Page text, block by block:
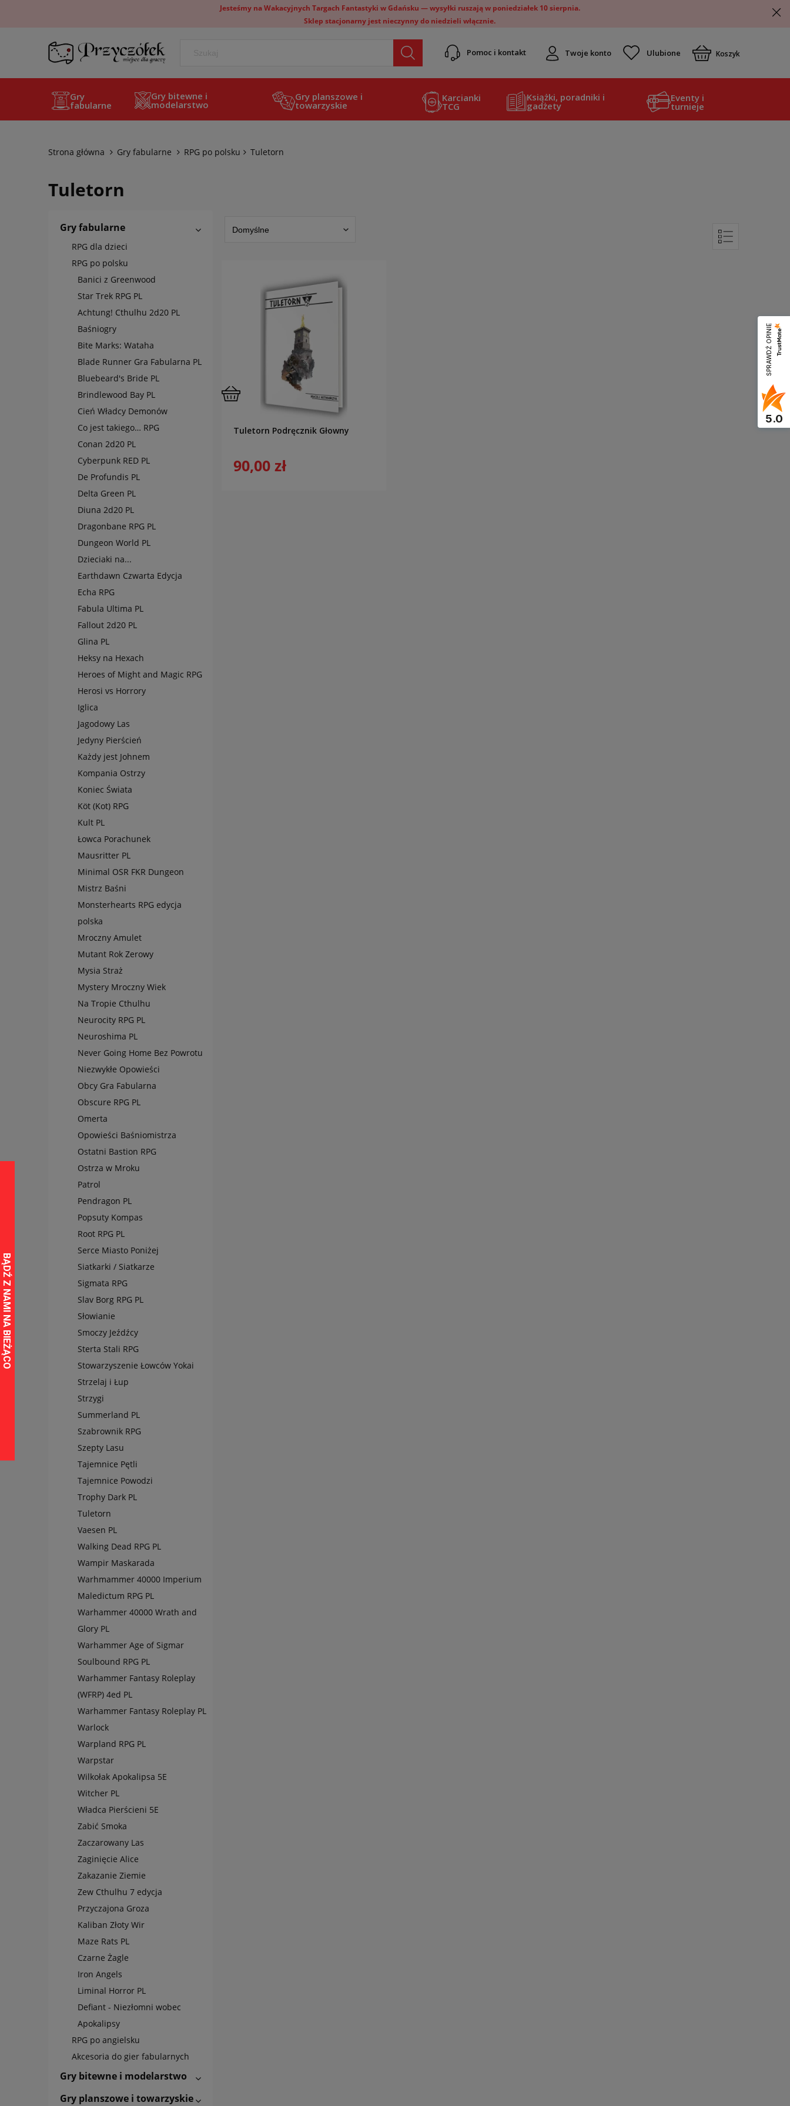
Jesteśmy na Wakacyjnych Targach Fantastyki w Gdańsku — wysyłki ruszają w poniedziałek 10 sierpnia.
Sklep stacjonarny jest nieczynny do niedzieli włącznie.
Pomoc i kontakt Twoje konto Koszyk
Gry
fabularne
Gry bitewne i
modelarstwo
Gry planszowe i
towarzyskie
Karcianki
TCG
Książki, poradniki i
gadżety
Eventy i
turnieje
Strona główna Gry fabularne RPG po polsku Tuletorn
Tuletorn
Gry fabularne
RPG dla dzieci
RPG po polsku
Banici z Greenwood
Star Trek RPG PL
Achtung! Cthulhu 2d20 PL
Baśniogry
Bite Marks: Wataha
Blade Runner Gra Fabularna PL
Bluebeard's Bride PL
Brindlewood Bay PL
Cień Władcy Demonów
Co jest takiego… RPG
Conan 2d20 PL
Cyberpunk RED PL
De Profundis PL
Delta Green PL
Diuna 2d20 PL
Dragonbane RPG PL
Dungeon World PL
Dzieciaki na...
Earthdawn Czwarta Edycja
Echa RPG
Fabula Ultima PL
Fallout 2d20 PL
Glina PL
Heksy na Hexach
Heroes of Might and Magic RPG
Herosi vs Horrory
Iglica
Jagodowy Las
Jedyny Pierścień
Każdy jest Johnem
Kompania Ostrzy
Koniec Świata
Köt (Kot) RPG
Kult PL
Łowca Porachunek
Mausritter PL
Minimal OSR FKR Dungeon
Mistrz Baśni
Monsterhearts RPG edycja
polska
Mroczny Amulet
Mutant Rok Zerowy
Mysia Straż
Mystery Mroczny Wiek
Na Tropie Cthulhu
Neurocity RPG PL
Neuroshima PL
Never Going Home Bez Powrotu
Niezwykłe Opowieści
Obcy Gra Fabularna
Obscure RPG PL
Omerta
Opowieści Baśniomistrza
Ostatni Bastion RPG
Ostrza w Mroku
Patrol
Pendragon PL
Popsuty Kompas
Root RPG PL
Serce Miasto Poniżej
Siatkarki / Siatkarze
Sigmata RPG
Slav Borg RPG PL
Słowianie
Smoczy Jeźdźcy
Sterta Stali RPG
Stowarzyszenie Łowców Yokai
Strzelaj i Łup
Strzygi
Summerland PL
Szabrownik RPG
Szepty Lasu
Tajemnice Pętli
Tajemnice Powodzi
Trophy Dark PL
Tuletorn
Vaesen PL
Walking Dead RPG PL
Wampir Maskarada
Warhmammer 40000 Imperium
Maledictum RPG PL
Warhammer 40000 Wrath and
Glory PL
Warhammer Age of Sigmar
Soulbound RPG PL
Warhammer Fantasy Roleplay
(WFRP) 4ed PL
Warhammer Fantasy Roleplay PL
Warlock
Warpland RPG PL
Warpstar
Wilkołak Apokalipsa 5E
Witcher PL
Władca Pierścieni 5E
Zabić Smoka
Zaczarowany Las
Zaginięcie Alice
Zakazanie Ziemie
Zew Cthulhu 7 edycja
Przyczajona Groza
Kaliban Złoty Wir
Maze Rats PL
Czarne Żagle
Iron Angels
Liminal Horror PL
Defiant - Niezłomni wobec
Apokalipsy
RPG po angielsku
Akcesoria do gier fabularnych
Gry bitewne i modelarstwo
Gry planszowe i towarzyskie
Tuletorn Podręcznik Głowny
90,00 zł
SPRAWDŹ OPINIE
5.0